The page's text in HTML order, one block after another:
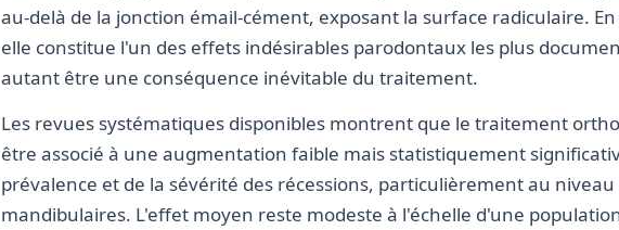
au-delà de la jonction émail-cément, exposant la surface radiculaire.
elle constitue l'un des effets indésirables parodontaux les plus
autant être une conséquence inévitable du traitement.
Les revues systématiques disponibles montrent que le traitement
être associé à une augmentation faible mais statistiquement
prévalence et de la sévérité des récessions, particulièrement au niveau
mandibulaires. L'effet moyen reste modeste à l'échelle d'une